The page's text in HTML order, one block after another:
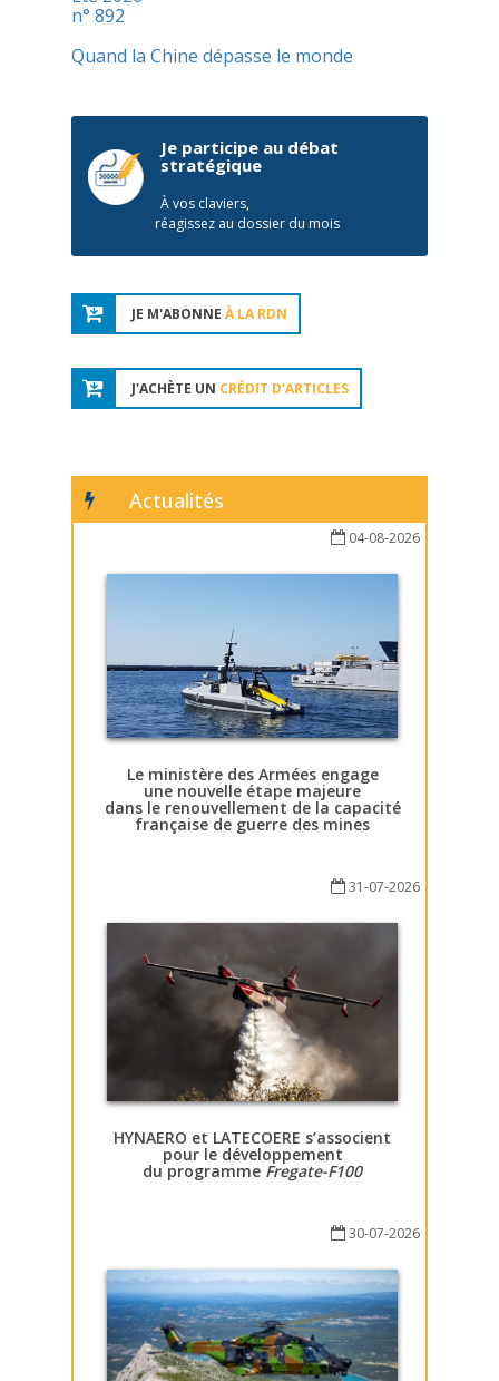
n° 892
Quand la Chine dépasse le monde
Je participe au débat
stratégique
À vos claviers,
réagissez au dossier du mois
JE M'ABONNE À LA RDN
J'ACHÈTE UN CRÉDIT D'ARTICLES
Actualités
04-08-2026
Le ministère des Armées engage
une nouvelle étape majeure
dans le renouvellement de la capacité
française de guerre des mines
31-07-2026
HYNAERO et LATECOERE s’associent
pour le développement
du programme Fregate-F100
30-07-2026